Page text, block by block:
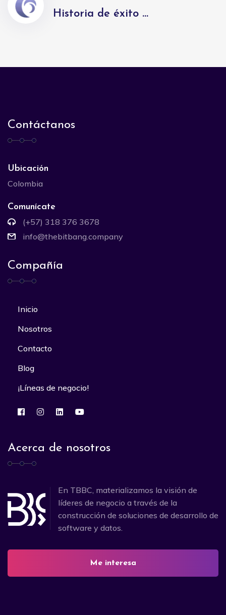
Historia de éxito ...
Contáctanos
Ubicación
Colombia
Comunícate
(+57) 318 376 3678
info@thebitbang.company
Compañía
Inicio
Nosotros
Contacto
Blog
¡Líneas de negocio!
Acerca de nosotros
En TBBC, materializamos la visión de
líderes de negocio a través de la
construcción de soluciones de desarrollo de
software y datos.
Me interesa